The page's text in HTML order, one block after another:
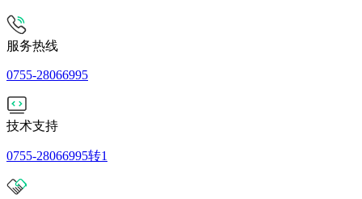
服务热线
0755-28066995
技术支持
0755-28066995转1